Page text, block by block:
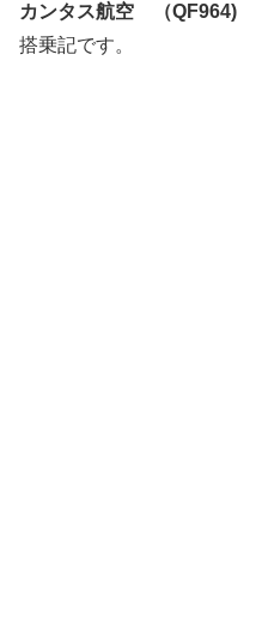
カンタス航空 （QF964)
搭乗記です。